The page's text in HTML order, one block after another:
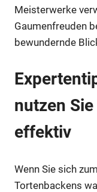
Meisterwerke
Gaumenfreuden
bewundernde
nutzen
effektiv
Wenn Sie sich
Tortenbackens